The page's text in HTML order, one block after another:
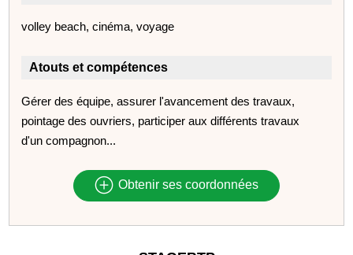
volley beach, cinéma, voyage
Atouts et compétences
Gérer des équipe, assurer l'avancement des travaux,
pointage des ouvriers, participer aux différents travaux
d'un compagnon...
Obtenir ses coordonnées